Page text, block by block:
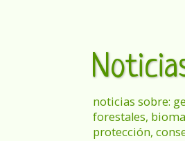
noticias sobre:
forestales,
protección,